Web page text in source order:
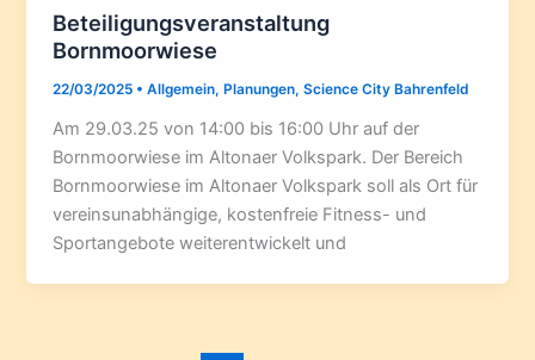
Beteiligungsveranstaltung
Bornmoorwiese
22/03/2025 •Allgemein, Planungen,Science City Bahrenfeld
Am 29.03.25 von 14:00 bis 16:00 Uhr auf der
Bornmoorwiese im Altonaer Volkspark. Der Bereich
Bornmoorwiese im Altonaer Volkspark soll als Ort für
vereinsunabhängige, kostenfreie Fitness- und
Sportangebote weiterentwickelt und